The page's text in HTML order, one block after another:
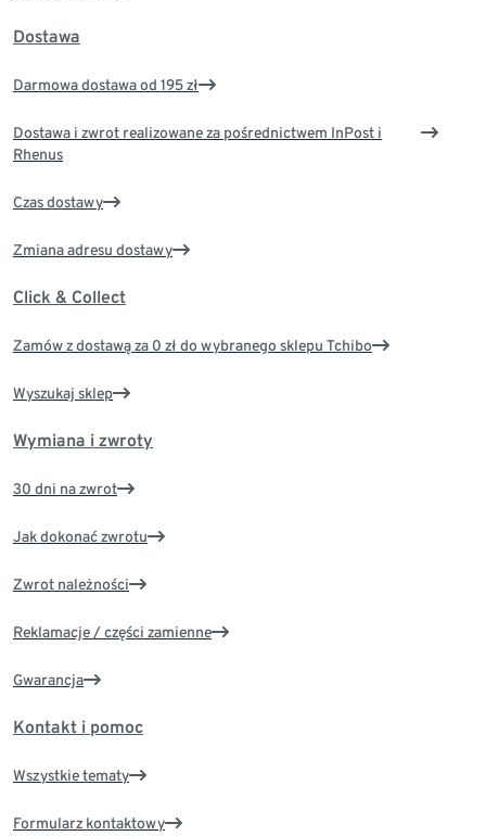
Dostawa
Darmowa dostawa od 195 zł
Dostawa i zwrot realizowane za pośrednictwem InPost i
Rhenus
Czas dostawy
Zmiana adresu dostawy
Click & Collect
Zamów z dostawą za 0 zł do wybranego sklepu Tchibo
Wyszukaj sklep
Wymiana i zwroty
30 dni na zwrot
Jak dokonać zwrotu
Zwrot należności
Reklamacje / części zamienne
Gwarancja
Kontakt i pomoc
Wszystkie tematy
Formularz kontaktowy